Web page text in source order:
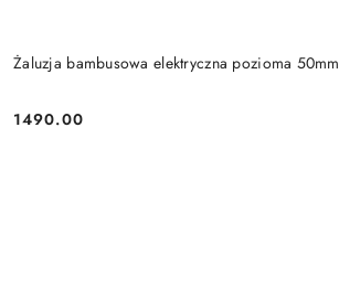
Żaluzja bambusowa elektryczna pozioma 50mm
Cena:
1490.00